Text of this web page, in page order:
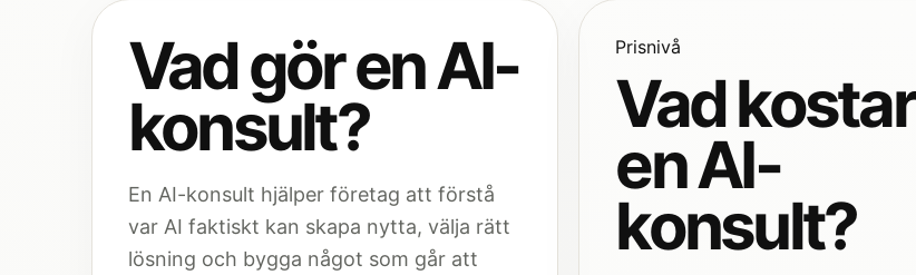
Vad gör en AI-
konsult?
En AI-konsult hjälper företag att förstå
var AI faktiskt kan skapa nytta, välja rätt
lösning och bygga något som går att
Prisnivå
Vad kostar
en AI-
konsult?